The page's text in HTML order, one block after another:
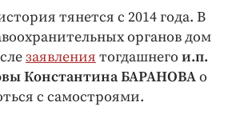
годатянется с 2014 года. В
органов дом
заявления тогдашнего и.п.
Константина БАРАНОВАо
с самостроями.